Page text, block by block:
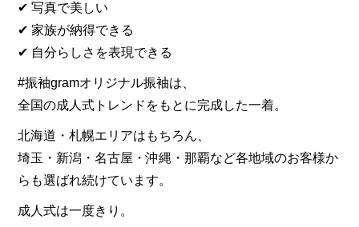
✔ 写真で美しい
✔ 家族が納得できる
✔ 自分らしさを表現できる
#振袖gramオリジナル振袖は、
全国の成人式トレンドをもとに完成した一着。
北海道・札幌エリアはもちろん、
埼玉・新潟・名古屋・沖縄・那覇など各地域のお客様か
らも選ばれ続けています。
成人式は一度きり。